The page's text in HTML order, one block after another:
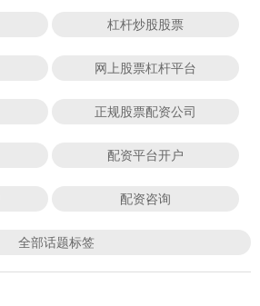
杠杆炒股股票
网上股票杠杆平台
正规股票配资公司
配资平台开户
配资咨询
全部话题标签